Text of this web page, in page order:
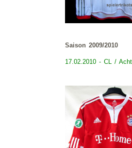
Saison 2009/2010
17.02.2010 - CL /